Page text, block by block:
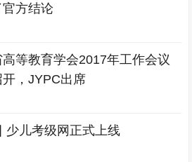
方结论
等教育学会2017年工作会议
开，JYPC出席
儿考级网正式上线